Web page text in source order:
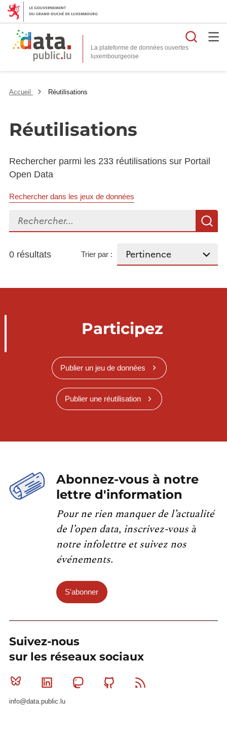
La plateforme de données ouvertes
Accueil Réutilisations
Réutilisations
Rechercher parmi les 233 réutilisations sur Portail
Open Data
Rechercher dans les jeux de données
Rechercher...
0 résultats Trier par :
Participez
Publier un jeu de données
Publier une réutilisation
Abonnez-vous à notre
lettre d'information
Pour ne rien manquer de l’actualité
de l’open data, inscrivez-vous à
notre infolettre et suivez nos
événements.
S'abonner
Suivez-nous
sur les réseaux sociaux
Bluesky Linkedin MastodonGithub
info@data.public.lu